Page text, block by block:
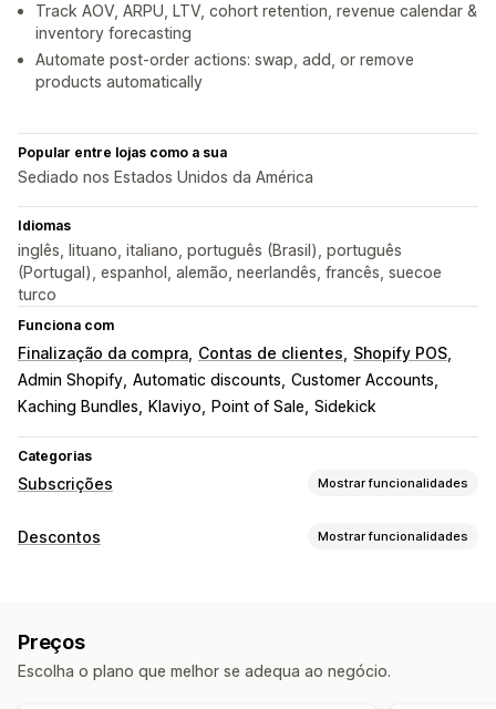
Track AOV, ARPU, LTV, cohort retention, revenue calendar &
inventory forecasting
Automate post-order actions: swap, add, or remove
products automatically
Popular entre lojas como a sua
Sediado nos Estados Unidos da América
Idiomas
inglês, lituano, italiano, português (Brasil), português
(Portugal), espanhol, alemão, neerlandês, francês, suecoe
turco
Funciona com
Finalização da compra Contas de clientes
Shopify POS
Admin Shopify Automatic discounts Customer Accounts
Kaching Bundles
Klaviyo Point of Sale Sidekick
Categorias
Subscrições Mostrar funcionalidades
Tipos de subscrição
Caixas de subscrição
Subscrições personalizadas
Descontos Mostrar funcionalidades
Descontos de venda superior
Preços
Escolha o plano que melhor se adequa ao negócio.